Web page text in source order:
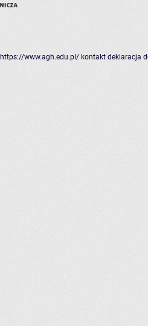
https://www.agh.edu.pl/ kontakt deklaracja